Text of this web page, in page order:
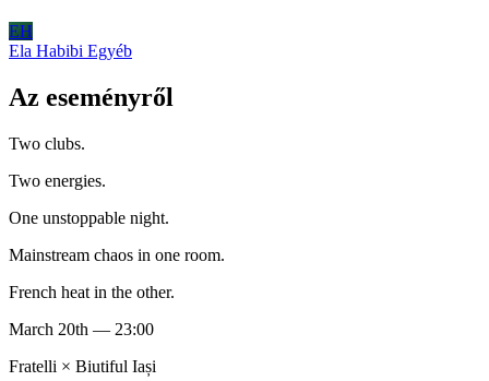
EH
Ela Habibi Egyéb
Az eseményről
Two clubs.
Two energies.
One unstoppable night.
Mainstream chaos in one room.
French heat in the other.
March 20th — 23:00
Fratelli × Biutiful Iași